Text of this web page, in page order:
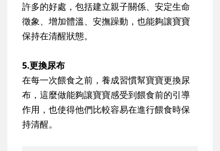
許多的好處，包括建立親子關係、安定生命
徵象、增加體溫、安撫躁動，也能夠讓寶寶
保持在清醒狀態。
5.更換尿布
在每一次餵食之前，養成習慣幫寶寶更換尿
布，這麼做能夠讓寶寶感受到餵食前的引導
作用，也使得他們比較容易在進行餵食時保
持清醒。